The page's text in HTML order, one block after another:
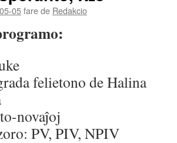
05fare de Redakcio
felietono de Halina
novaĵoj
PV, PIV, NPIV